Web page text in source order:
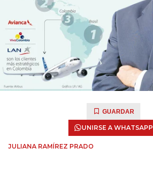
GUARDAR
UNIRSE A WHATSAPP
JULIANA RAMÍREZ PRADO